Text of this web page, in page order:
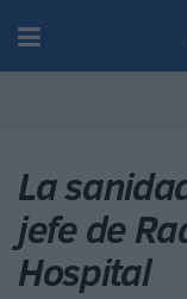
La
jefe de
Hospital